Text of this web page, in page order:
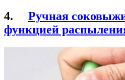
4. Ручная
функцией